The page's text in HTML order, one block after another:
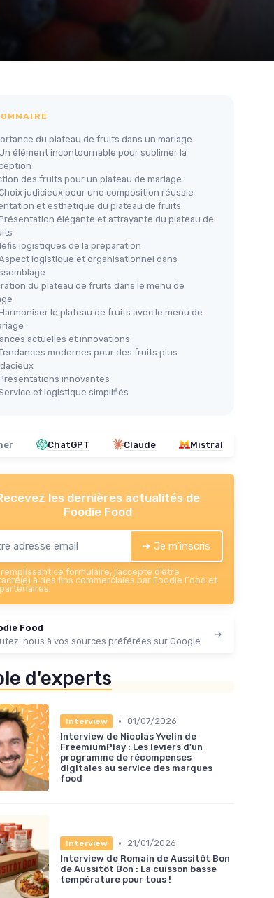
BF BILLF SINCE 1983
Plateaux de service en bois
d'acacia - Lot de 3
＋
＋ Idéal pour fruits, légumes et apéritifs
＋ Fabriqué en bois d'acacia durable
★★★★★
★★★★★ 4,5/5
Voir l'offre
du plateau de fruits dans un mariage
élément incontournable pour sublimer la
des fruits pour un plateau de mariage
judicieux pour une composition réussie
et esthétique du plateau de fruits
élégante et attrayante du plateau de
logistiques de la préparation
logistique et organisationnel dans
du plateau de fruits dans le menu de
le plateau de fruits avec le menu de
actuelles et innovations
modernes pour des fruits plus
innovantes
et logistique simplifiés
ChatGPT Claude Mistral
les dernières actualités de
Foodie Food
➔ Je m'inscris
remplissant ce formulaire, j’accepte d’être
à des fins commerciales par Foodie Food et
Food
nous à vos sources préférées sur Google
d'experts
Interview • 01/07/2026
Interview de Nicolas Yvelin de
FreemiumPlay : Les leviers d’un
programme de récompenses
digitales au service des marques
food
Interview •
21/01/2026
Interview de Romain de Aussitôt Bon
de Aussitôt Bon : La cuisson basse
température pour tous !